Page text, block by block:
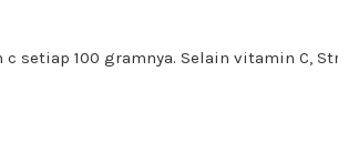
setiap 100 gramnya. Selain vitamin C,